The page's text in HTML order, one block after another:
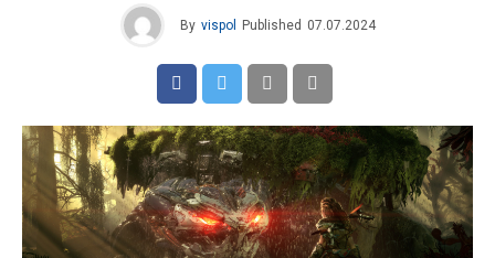
By vispol Published 07.07.2024